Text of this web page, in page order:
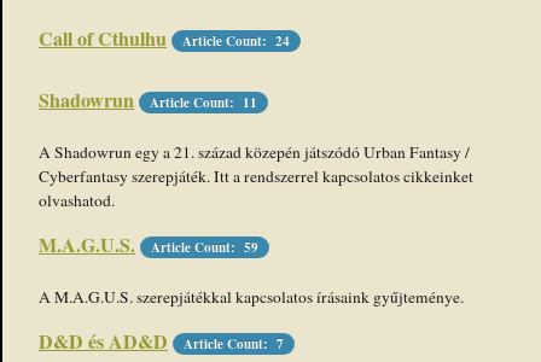
Call of Cthulhu
Article Count: 24
Shadowrun Article Count: 11
A Shadowrun egy a 21. század közepén játszódó Urban Fantasy /
Cyberfantasy szerepjáték. Itt a rendszerrel kapcsolatos cikkeinket
olvashatod.
M.A.G.U.S. Article Count: 59
A M.A.G.U.S. szerepjátékkal kapcsolatos írásaink gyűjteménye.
D&D és AD&D Article Count: 7